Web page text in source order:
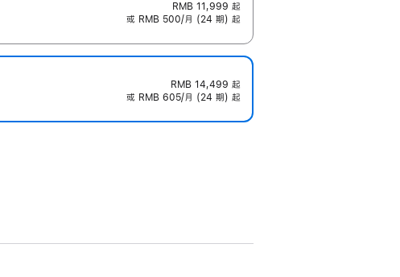
RMB 11,999 起
或 RMB 500/月 (24 期) 起
RMB 14,499 起
或 RMB 605/月 (24 期) 起